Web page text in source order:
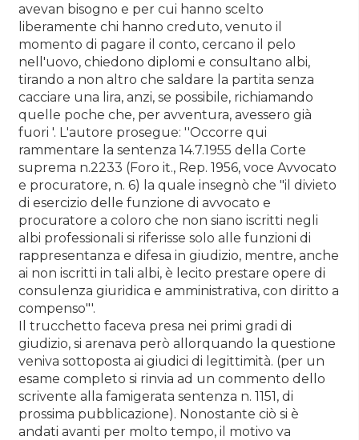
avevan bisogno e per cui hanno scelto
liberamente chi hanno creduto, venuto il
momento di pagare il conto, cercano il pelo
nell'uovo, chiedono diplomi e consultano albi,
tirando a non altro che saldare la partita senza
cacciare una lira, anzi, se possibile, richiamando
quelle poche che, per avventura, avessero già
fuori '. L'autore prosegue: ''Occorre qui
rammentare la sentenza 14.7.1955 della Corte
suprema n.2233 (Foro it., Rep. 1956, voce Avvocato
e procuratore, n. 6) la quale insegnò che "il divieto
di esercizio delle funzione di avvocato e
procuratore a coloro che non siano iscritti negli
albi professionali si riferisse solo alle funzioni di
rappresentanza e difesa in giudizio, mentre, anche
ai non iscritti in tali albi, è lecito prestare opere di
consulenza giuridica e amministrativa, con diritto a
compenso"'.
Il trucchetto faceva presa nei primi gradi di
giudizio, si arenava però allorquando la questione
veniva sottoposta ai giudici di legittimità. (per un
esame completo si rinvia ad un commento dello
scrivente alla famigerata sentenza n. 1151, di
prossima pubblicazione). Nonostante ciò si è
andati avanti per molto tempo, il motivo va